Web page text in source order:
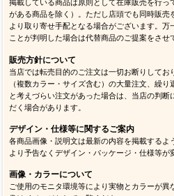
掲載している商品は原則として在庫販売を行
がある商品を除く）。ただし店頭でも同時販売
より取り寄せ手配となる場合がございます。
ことが判明した場合は代替商品のご提案をさせ
販売方針について
当店では転売目的のご注文は一切お断りして
（複数カラー・サイズ含む）の大量注文、繰
と考えづらい注文があった場合は、当店の判
だく場合があります。
デザイン・仕様等に関するご案内
各商品画像・説明文は最新の内容を掲載するよ
より予告なくデザイン・パッケージ・仕様等が
画像・カラーについて
ご使用のモニタ環境等により実物とカラーが